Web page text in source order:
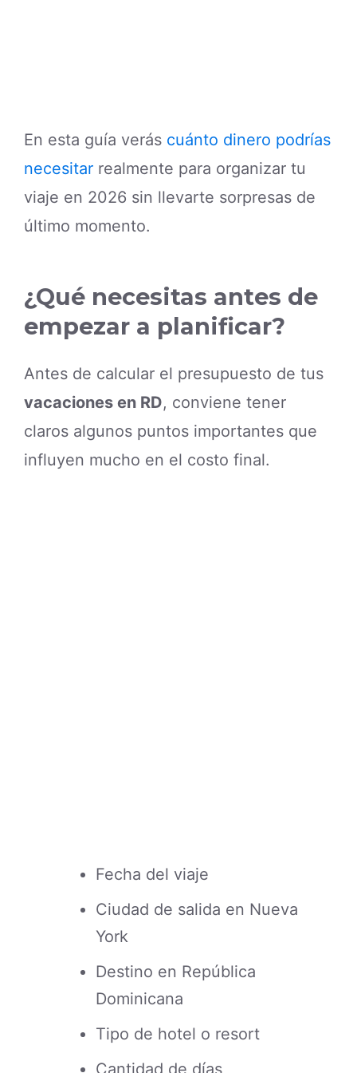
En esta guía verás cuánto dinero podrías
necesitar realmente para organizar tu
viaje en 2026 sin llevarte sorpresas de
último momento.
¿Qué necesitas antes de
empezar a planificar?
Antes de calcular el presupuesto de tus
vacaciones en RD, conviene tener
claros algunos puntos importantes que
influyen mucho en el costo final.
Fecha del viaje
Ciudad de salida en Nueva
York
Destino en República
Dominicana
Tipo de hotel o resort
Cantidad de días